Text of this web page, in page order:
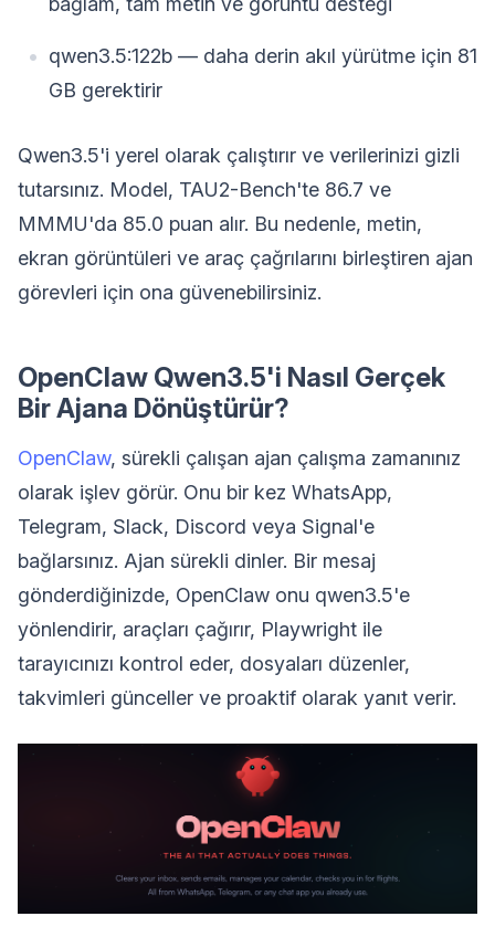
qwen3.5:122b — daha derin akıl yürütme için 81
GB gerektirir
Qwen3.5'i yerel olarak çalıştırır ve verilerinizi gizli
tutarsınız. Model, TAU2-Bench'te 86.7 ve
MMMU'da 85.0 puan alır. Bu nedenle, metin,
ekran görüntüleri ve araç çağrılarını birleştiren ajan
görevleri için ona güvenebilirsiniz.
OpenClaw Qwen3.5'i Nasıl Gerçek
Bir Ajana Dönüştürür?
OpenClaw, sürekli çalışan ajan çalışma zamanınız
olarak işlev görür. Onu bir kez WhatsApp,
Telegram, Slack, Discord veya Signal'e
bağlarsınız. Ajan sürekli dinler. Bir mesaj
gönderdiğinizde, OpenClaw onu qwen3.5'e
yönlendirir, araçları çağırır, Playwright ile
tarayıcınızı kontrol eder, dosyaları düzenler,
takvimleri günceller ve proaktif olarak yanıt verir.